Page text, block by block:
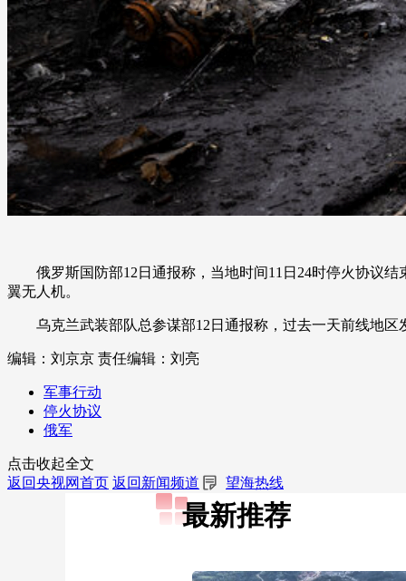
俄罗斯国防部12日通报称，当地时间11日24时停火协议结
翼无人机。
乌克兰武装部队总参谋部12日通报称，过去一天前线地区
编辑：刘京京 责任编辑：刘亮
军事行动
停火协议
俄军
点击收起全文
返回央视网首页 返回新闻频道 望海热线
最新推荐